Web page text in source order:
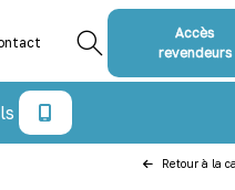
Accès
revendeurs
Retour à la